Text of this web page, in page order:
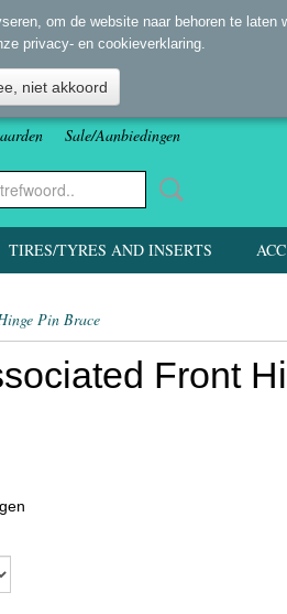
Sale/Aanbiedingen
TIRES/TYRES AND INSERTS
Pin Brace
Front
om de website naar behoren te laten
privacy- en cookieverklaring.
niet akkoord